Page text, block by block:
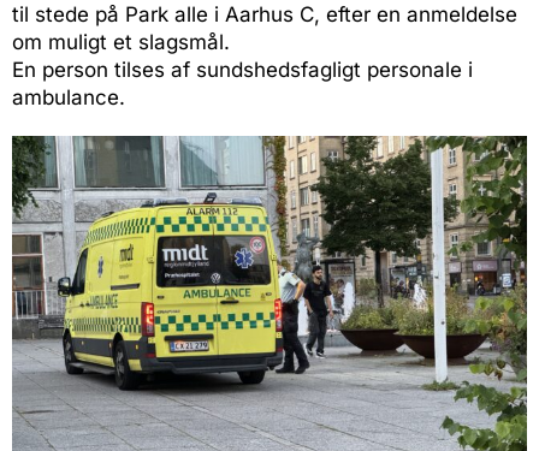
til stede på Park alle i Aarhus C, efter en anmeldelse
om muligt et slagsmål.
En person tilses af sundshedsfagligt personale i
ambulance.